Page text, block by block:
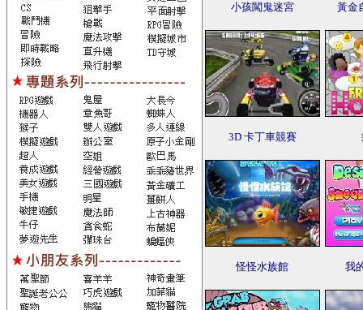
小孩闖鬼迷宮 黃金
3D 卡丁車競賽
怪怪水族館 我